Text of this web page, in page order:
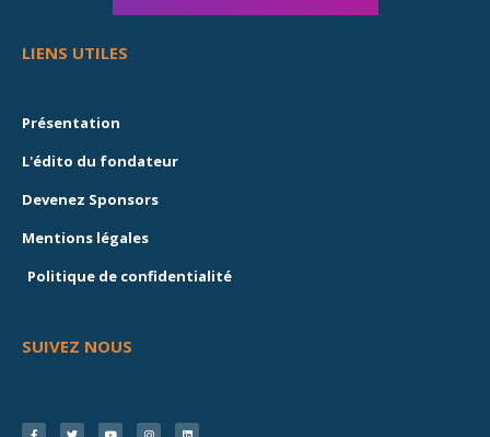
LIENS UTILES
Présentation
L'édito du fondateur
Devenez Sponsors
Mentions légales
Politique de confidentialité
SUIVEZ NOUS